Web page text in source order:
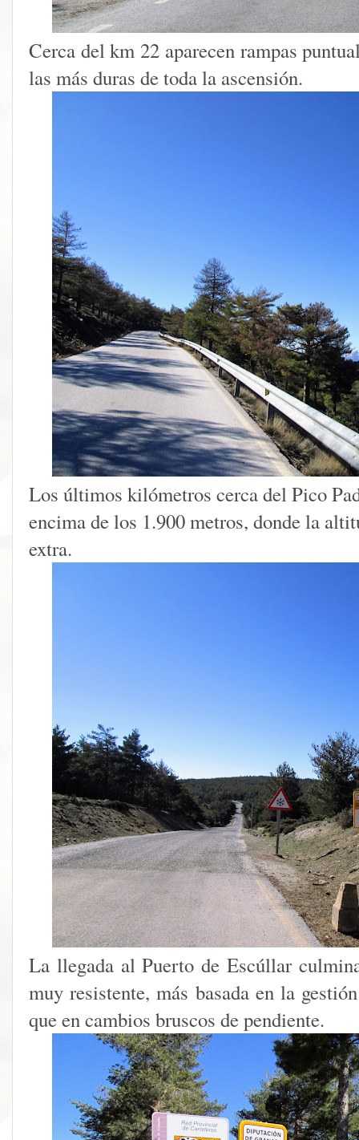
Cerca del km 22 aparecen rampas
las más duras de toda la ascensión.
Los últimos kilómetros cerca del Pico
encima de los 1.900 metros, donde la
extra.
La llegada al Puerto de Escúllar
muy resistente, más basada en la
que en cambios bruscos de pendiente.